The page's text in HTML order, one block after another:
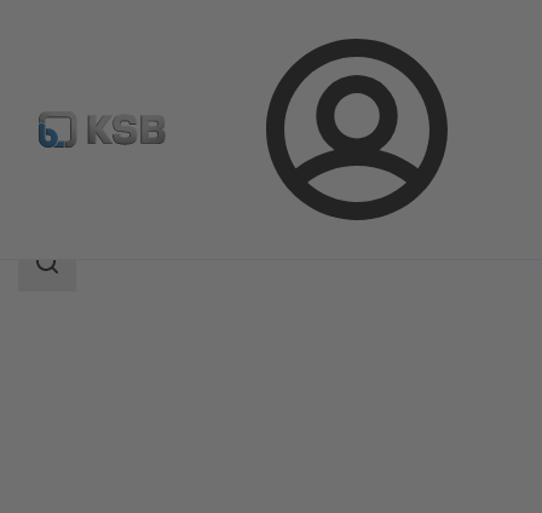
Connexion
Catalogue produits ECOLINE GTB 800
Champ